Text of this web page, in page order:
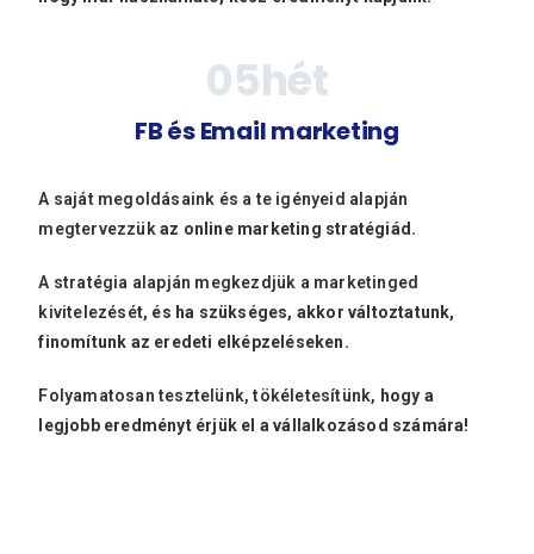
FB és Email marketing
05hét
A saját megoldásaink és a te igényeid alapján
megtervezzükaz online marketing stratégiád.
A stratégia alapján megkezdjük a marketinged
kivitelezését, és ha szükséges, akkor változtatunk,
finomítunk az eredeti elképzeléseken.
Folyamatosan tesztelünk, tökéletesítünk, hogy a
legjobb eredményt érjük el a vállalkozásod számára!